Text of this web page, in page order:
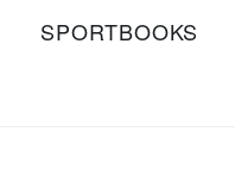
SPORTBOOKS